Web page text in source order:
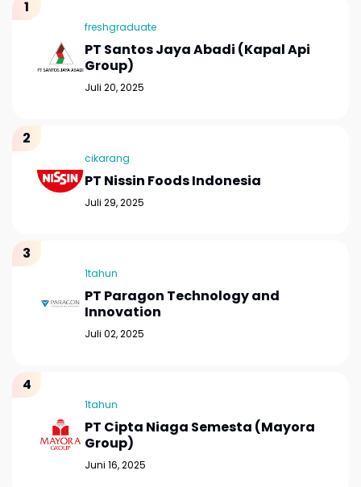
freshgraduate
PT Santos Jaya Abadi (Kapal Api
Group)
Juli 20, 2025
cikarang
PT Nissin Foods Indonesia
Juli 29, 2025
1tahun
PT Paragon Technology and
Innovation
Juli 02, 2025
1tahun
PT Cipta Niaga Semesta (Mayora
Group)
Juni 16, 2025